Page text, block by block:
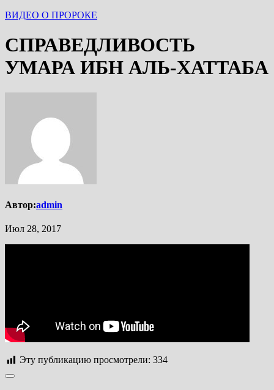
ВИДЕО О ПРОРОКЕ
СПРАВЕДЛИВОСТЬ
УМАРА ИБН АЛЬ-ХАТТАБА
Автор:admin
Июл 28, 2017
Эту публикацию просмотрели: 334